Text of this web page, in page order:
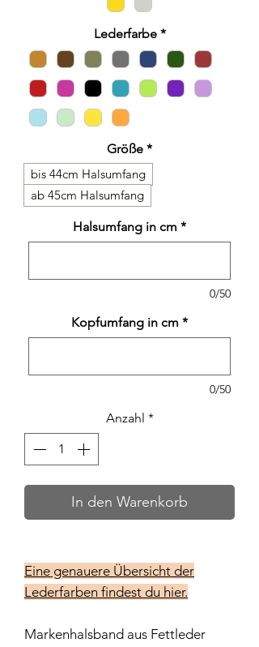
Lederfarbe *
Größe *
bis 44cm Halsumfang
ab 45cm Halsumfang
Halsumfang in cm *
0/50
Kopfumfang in cm *
0/50
Anzahl *
In den Warenkorb
Eine genauere Übersicht der
Lederfarben findest du hier.
Markenhalsband aus Fettleder